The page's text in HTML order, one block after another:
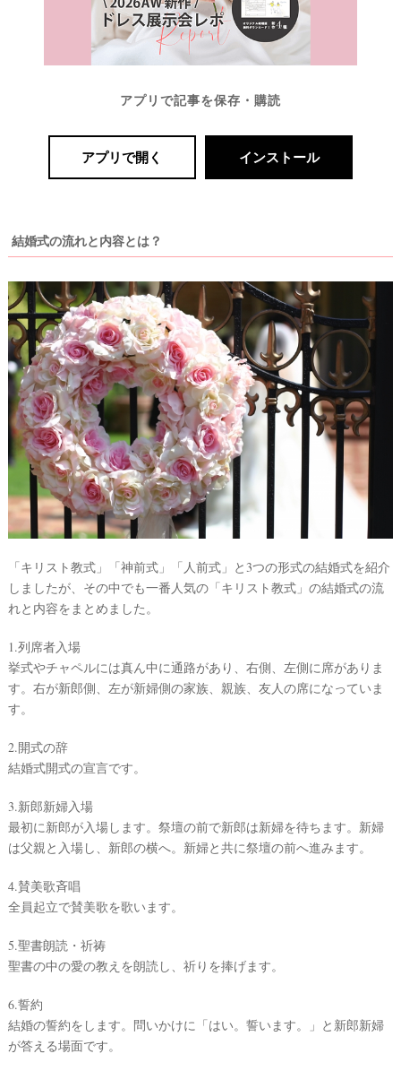
アプリで記事を保存・購読
アプリで開く インストール
結婚式の流れと内容とは？
「キリスト教式」「神前式」「人前式」と3つの形式の結婚式を紹介
しましたが、その中でも一番人気の「キリスト教式」の結婚式の流
れと内容をまとめました。
1.列席者入場
挙式やチャペルには真ん中に通路があり、右側、左側に席がありま
す。右が新郎側、左が新婦側の家族、親族、友人の席になっていま
す。
2.開式の辞
結婚式開式の宣言です。
3.新郎新婦入場
最初に新郎が入場します。祭壇の前で新郎は新婦を待ちます。新婦
は父親と入場し、新郎の横へ。新婦と共に祭壇の前へ進みます。
4.賛美歌斉唱
全員起立で賛美歌を歌います。
5.聖書朗読・祈祷
聖書の中の愛の教えを朗読し、祈りを捧げます。
6.誓約
結婚の誓約をします。問いかけに「はい。誓います。」と新郎新婦
が答える場面です。
サ
イ
ト
最
新
ド
レ
ス
記
事
を
h
e
k
プ
ラ
ン
ナ
ー
ラ
ン
キ
グ
プ
ラ
ン
ナ
ー
レ
ポ
を
る